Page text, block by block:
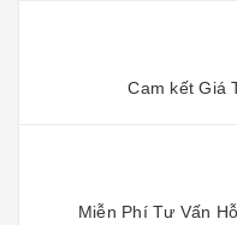
Cam kết Giá
Miễn Phí Tư Vấn